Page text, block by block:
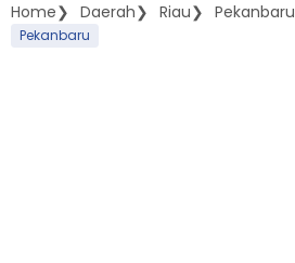
Home Daerah Riau Pekanbaru
Pekanbaru